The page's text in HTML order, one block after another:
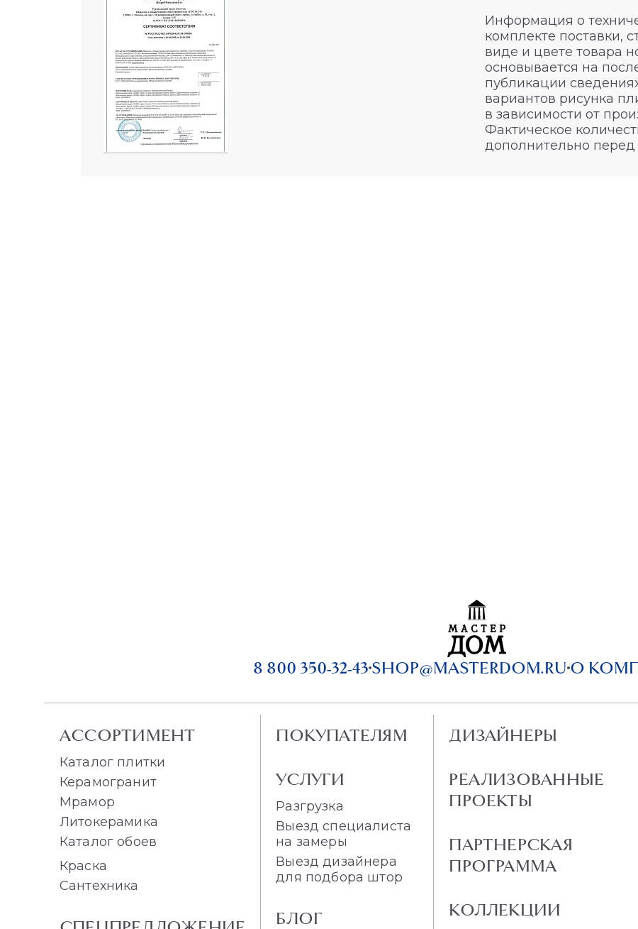
Информация о
комплекте поставки,
виде и цвете товара
основывается на
публикации
вариантов рисунка
в зависимости от
Фактическое
дополнительно
8 800 350-32-43SHOP@MASTERDOM.RUО
АССОРТИМЕНТ
Каталог плитки
Керамогранит
Мрамор
Литокерамика
Каталог обоев
Краска
Сантехника
ПОКУПАТЕЛЯМ
УСЛУГИ
Разгрузка
Выезд специалиста
на замеры
Выезд дизайнера
для подбора штор
БЛОГ
ДИЗАЙНЕРЫ
РЕАЛИЗОВАННЫЕ
ПРОЕКТЫ
ПАРТНЕРСКАЯ
ПРОГРАММА
КОЛЛЕКЦИИ